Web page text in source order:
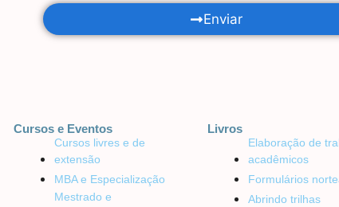
Enviar
Cursos e Eventos
Cursos livres e de
extensão
MBA e Especialização
Mestrado e
Livros
Elaboração de
acadêmicos
Formulários
Abrindo trilhas